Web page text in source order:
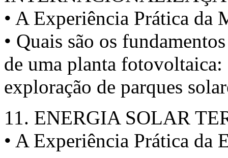
• A Experiência Prática
• Quais são os
de uma planta fotovoltaica:
exploração de parques
11. ENERGIA SOLAR
• A Experiência Prática